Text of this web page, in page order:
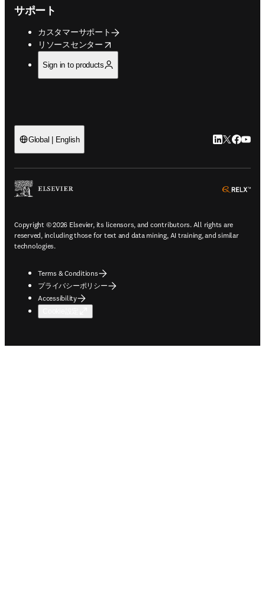
サポート
カスタマーサポート
リソースセンター
opens in new tab/window
Sign in to products
Global | English LinkedIn 新
Twitter 新
Copyright © 2026 Elsevier, its licensors, and contributors. All rights are
reserved, including those for text and data mining, AI training, and similar
technologies.
Terms & Conditions
プライバシーポリシー
Accessibility